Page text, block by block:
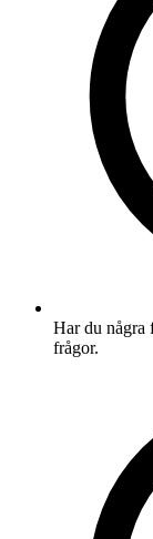
Har du några
frågor.